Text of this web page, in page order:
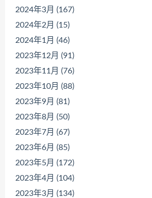
2024年3月 (167)
2024年2月 (15)
2024年1月 (46)
2023年12月 (91)
2023年11月 (76)
2023年10月 (88)
2023年9月 (81)
2023年8月 (50)
2023年7月 (67)
2023年6月 (85)
2023年5月 (172)
2023年4月 (104)
2023年3月 (134)